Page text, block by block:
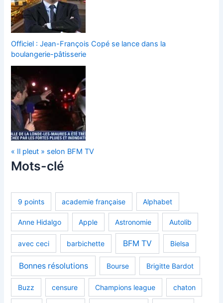
Officiel : Jean-François Copé se lance dans la
boulangerie-pâtisserie
« Il pleut » selon BFM TV
Mots-clé
9 points academie française Alphabet
Anne Hidalgo Apple Astronomie Autolib
avec ceci barbichette BFM TV Bielsa
Bonnes résolutions Bourse Brigitte Bardot
Buzz censure Champions league chaton